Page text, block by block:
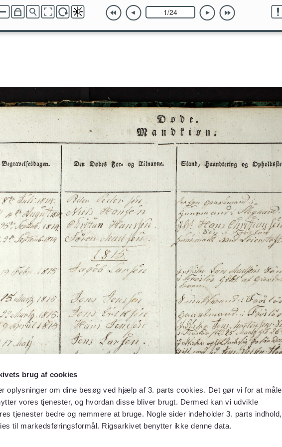
brug af cookies
oplysninger om dine besøg ved hjælp af 3. parts cookies. Det gør vi for at måle
vores tjenester, og hvordan disse bliver brugt. Dermed kan vi udvikle
tjenester bedre og nemmere at bruge. Nogle sider indeholder 3. parts indhold,
til markedsføringsformål. Rigsarkivet benytter ikke denne data.